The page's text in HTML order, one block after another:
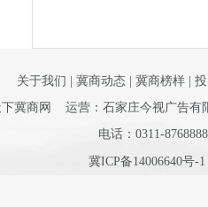
关于我们 | 冀商动态| 冀商榜样|
下冀商网 运营：石家庄今视广告有
电话：0311-
冀ICP备14006640号-1